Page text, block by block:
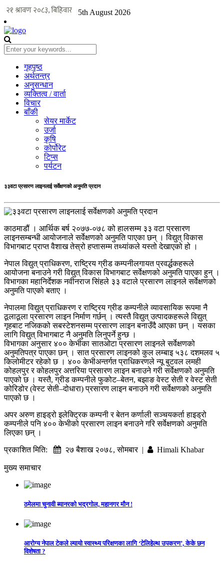
5th August 2026
गृहपृष्ठ
अर्थतन्त्र
अनुसन्धान
व्यक्तित्व / वार्ता
विचार
बाँकी
सेयर मार्केट
उर्जा
कृषि
कोर्पोरेट
टिप्स
पर्यटन
३३वटा प्रसारण लाइनलाई सर्वेक्षणको अनुमति प्रदान
काठमाडौं । आर्थिक बर्ष २०७७-०७८ को हालसम्म ३३ वटा प्रसारण
लाइनसम्बन्धी आयोजनाले सर्वेक्षणको अनुमति पाएका छन् । विद्युत् विकास
विभागबाट प्राप्त वैशाख तेस्रो हप्तासम्म तथ्यांकले यस्तो देखाएको हो ।
नेपाल विद्युत् प्राधिकरण, राष्ट्रिय ग्रीड कम्पनीलगायत प्रवर्द्धकहरूले
आयोजना बनाउने गरी विद्युत् विकास विभागबाट सर्वेक्षणको अनुमति पाएका हुन् ।
विभागका महानिर्देशक नवीनराज सिंहले ३३ वटाले प्रसारण लाइनले सर्वेक्षणको
अनुमति पाएको बताए ।
नेपालमा विद्युत् प्राधिकरण र राष्ट्रिय ग्रीड कम्पनीले व्यावसायिक रूपमा नै
ठूलाठूला प्रसारण लाइन निर्माण गर्छन् । त्यस्तै विद्युत् उत्पादकहरूले विद्युत्
गृहबाट नजिकको सबस्टेशनसम्म प्रसारण लाइन बनाउँदै आएका छन् । यसका
लागि विद्युत् विभागबाट नै अनुमति लिनुपर्ने हुन्छ ।
विभागका अनुसार ४०० केभीका सातओटा प्रसारण लाइनले सर्वेक्षणको
अनुमतिपत्र पाएका छन् । सात प्रसारण लाइनको कुल लम्बाइ ५३८ दशमलव ५
किलोमीटर रहेको छ । ४०० केभीअन्तर्गत प्राधिकरणले न्यू बुटवल लमही
कोहलपुर र कोहलपुर अत्तरिया प्रसारण लाइन बनाउने गरी सर्वेक्षणको अनुमति
पाएको छ । यस्तै, ग्रीड कम्पनीले फुकोट–बेतन, बझाङ वेस्ट सेती र वेस्ट सेती
कोरिडोर (वेस्ट सेती–दोधारा) प्रसारण लाइन बनाउने गरी सर्वेक्षणको अनुमति
पाएको छ ।
अपर अरुण हाइड्रो इलेक्ट्रिक कम्पनी र बेतन कर्णाली सञ्चयकर्ता हाइड्रो
कम्पनीले पनि ४०० केभीको प्रसारण लाइन बनाउने गरि सर्वेक्षणको अनुमति
लिएका छन् ।
प्रकाशित मिति:
२७ बैशाख २०७८, सोमबार | Himali Khabar
मुख्य समाचार
ठमेलमा चुनावी ब्यानरको भद्रगोल, महानगर मौन !
आरोग्य नेपाल टेकले ल्यायो स्वास्थ्य परिक्षणका लागि ‘टेलिहेल्थ उपकरण’, केके छन
विशेषता ?